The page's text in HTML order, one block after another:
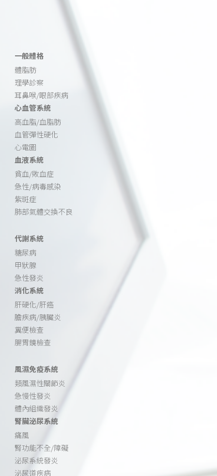
一般體格
體脂肪
理學診察
耳鼻喉/眼部疾病
心血管系統
高血脂/血脂肪
血管彈性硬化
心電圖
血液系統
貧血/敗血症
急性/病毒感染
紫斑症
肺部氣體交換不良
代謝系統
糖尿病
甲狀腺
急性發炎
消化系統
肝硬化/肝癌
膽疾病/胰臟炎
糞便檢查
腸胃鏡檢查
風濕免疫系統
類風濕性關節炎
急慢性發炎
體內組織發炎
腎臟泌尿系統
痛風
腎功能不全/障礙
泌尿系統發炎
泌尿道疾病